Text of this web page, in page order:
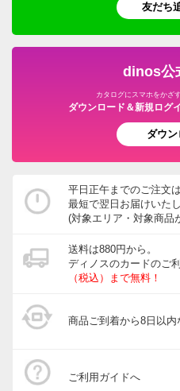
友だち
dinos公
カタログにスマホをかざ
ダウンロード＆新規ログ
ダウン
平日正午までのご注文は
最短で翌日お届けいた
(対象エリア・対象商品
送料は880円から。
ディノスのカードのご
（税込）まで無料！
商品ご到着から8日以
ご利用ガイドへ